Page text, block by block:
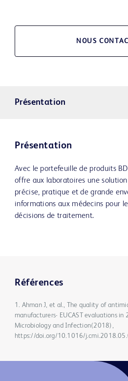
NOUS
Présentation
Présentation
Avec le portefeuille de produits
offre aux laboratoires une
précise, pratique et de grande
informations aux médecins pour
décisions de traitement.
Références
1. Ahman J, et al., The quality of
manufacturers- EUCAST evaluations
Microbiology and Infection(2018),
https://doi.org/10.1016/